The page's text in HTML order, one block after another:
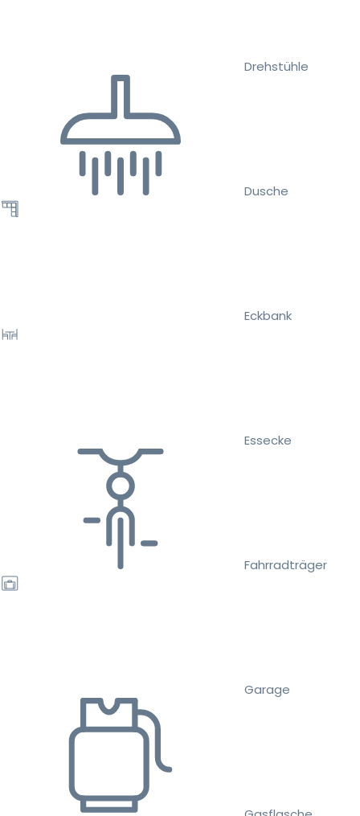
Drehstühle
Dusche
Eckbank
Essecke
Fahrradträger
Garage